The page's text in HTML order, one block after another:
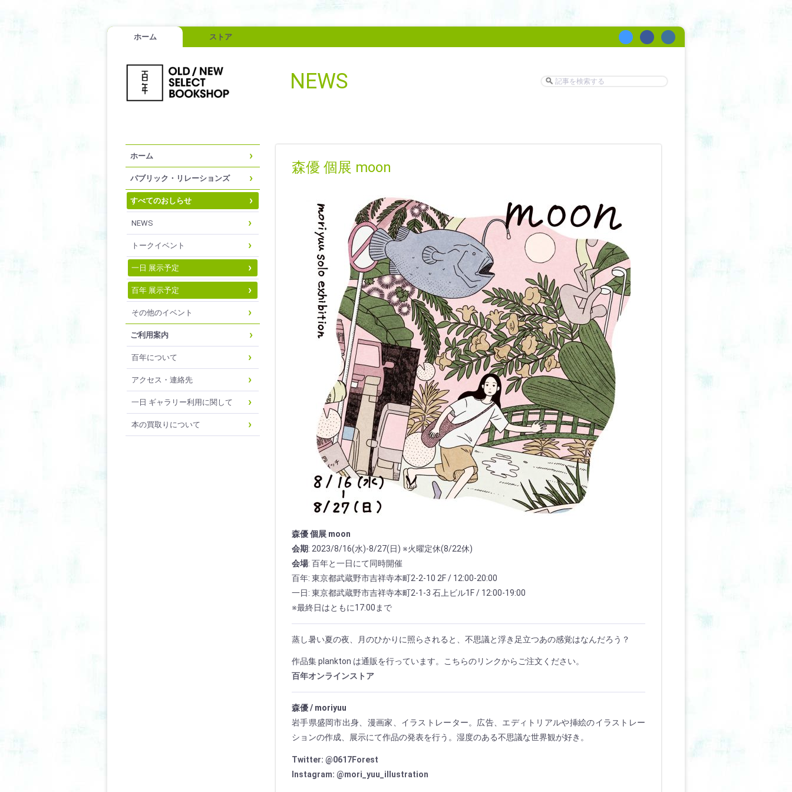
ホーム ストア
NEWS
ホーム
パブリック・リレーションズ
すべてのおしらせ
NEWS
トークイベント
一日 展示予定
百年 展示予定
その他のイベント
ご利用案内
百年について
アクセス・連絡先
一日 ギャラリー利用に関して
本の買取りについて
森優 個展 moon
森優 個展 moon
会期: 2023/8/16(水)-8/27(日) ※火曜定休(8/22休)
会場: 百年と一日にて同時開催
百年: 東京都武蔵野市吉祥寺本町2-2-10 2F / 12:00-20:00
一日: 東京都武蔵野市吉祥寺本町2-1-3 石上ビル1F / 12:00-19:00
※最終日はともに17:00まで
蒸し暑い夏の夜、月のひかりに照らされると、不思議と浮き足立つあの感覚はなんだろう？
作品集 plankton は通販を行っています。こちらのリンクからご注文ください。
百年オンラインストア
森優 / moriyuu
岩手県盛岡市出身、漫画家、イラストレーター。広告、エディトリアルや挿絵のイラストレー
ションの作成、展示にて作品の発表を行う。湿度のある不思議な世界観が好き。
Twitter: @0617Forest
Instagram: @mori_yuu_illustration